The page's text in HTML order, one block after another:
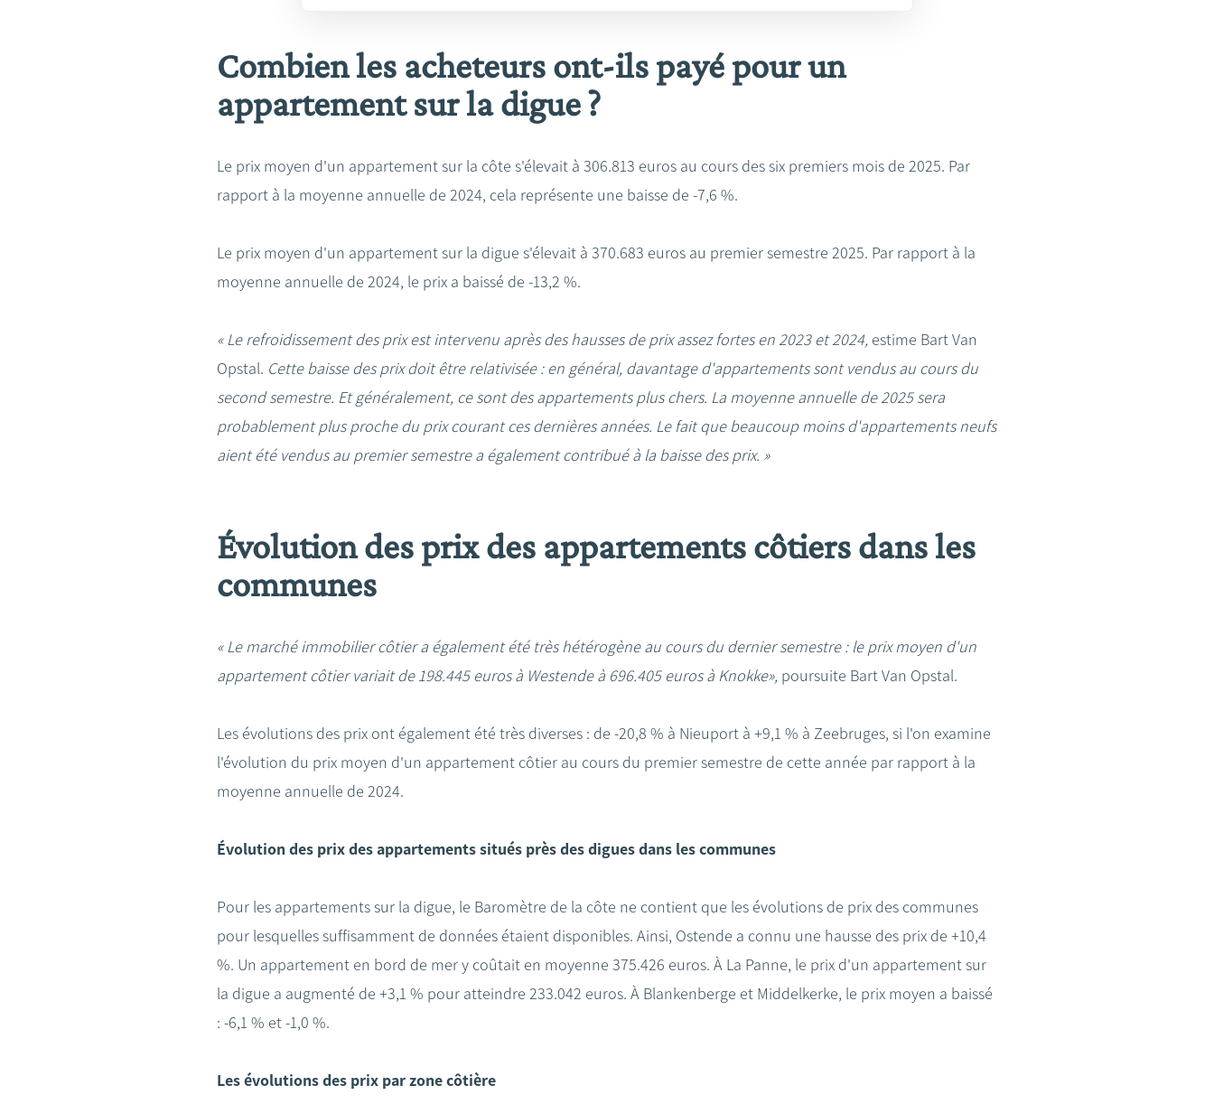
Combien les acheteurs ont-ils payé pour un
appartement sur la digue ?
Le prix moyen d'un appartement sur la côte s'élevait à 306.813 euros au cours des six premiers mois de 2025. Par
rapport à la moyenne annuelle de 2024, cela représente une baisse de -7,6 %.
Le prix moyen d'un appartement sur la digue s'élevait à 370.683 euros au premier semestre 2025. Par rapport à la
moyenne annuelle de 2024, le prix a baissé de -13,2 %.
« Le refroidissement des prix est intervenu après des hausses de prix assez fortes en 2023 et 2024, estime Bart Van
Opstal. Cette baisse des prix doit être relativisée : en général, davantage d'appartements sont vendus au cours du
second semestre. Et généralement, ce sont des appartements plus chers. La moyenne annuelle de 2025 sera
probablement plus proche du prix courant ces dernières années. Le fait que beaucoup moins d'appartements neufs
aient été vendus au premier semestre a également contribué à la baisse des prix. »
Évolution des prix des appartements côtiers dans les
communes
« Le marché immobilier côtier a également été très hétérogène au cours du dernier semestre : le prix moyen d'un
appartement côtier variait de 198.445 euros à Westende à 696.405 euros à Knokke», poursuite Bart Van Opstal.
Les évolutions des prix ont également été très diverses : de -20,8 % à Nieuport à +9,1 % à Zeebruges, si l'on examine
l'évolution du prix moyen d'un appartement côtier au cours du premier semestre de cette année par rapport à la
moyenne annuelle de 2024.
Évolution des prix des appartements situés près des digues dans les communes
Pour les appartements sur la digue, le Baromètre de la côte ne contient que les évolutions de prix des communes
pour lesquelles suffisamment de données étaient disponibles. Ainsi, Ostende a connu une hausse des prix de +10,4
%. Un appartement en bord de mer y coûtait en moyenne 375.426 euros. À La Panne, le prix d'un appartement sur
la digue a augmenté de +3,1 % pour atteindre 233.042 euros. À Blankenberge et Middelkerke, le prix moyen a baissé
: -6,1 % et -1,0 %.
Les évolutions des prix par zone côtière